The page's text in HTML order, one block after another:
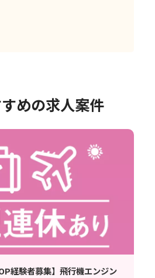
めの求人案件
経験者募集】飛行機エンジン